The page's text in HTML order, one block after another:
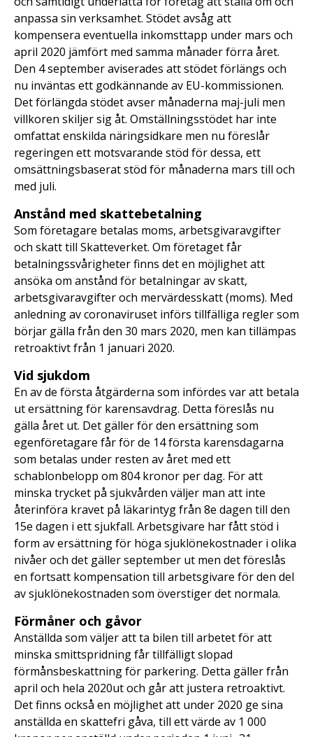
anpassa sin verksamhet. Stödet avsåg att
kompensera eventuella inkomsttapp under mars och
april 2020 jämfört med samma månader förra året.
Den 4 september aviserades att stödet förlängs och
nu inväntas ett godkännande av EU-kommissionen.
Det förlängda stödet avser månaderna maj-juli men
villkoren skiljer sig åt. Omställningsstödet har inte
omfattat enskilda näringsidkare men nu föreslår
regeringen ett motsvarande stöd för dessa, ett
omsättningsbaserat stöd för månaderna mars till och
med juli.
Anstånd med skattebetalning
Som företagare betalas moms, arbetsgivaravgifter
och skatt till Skatteverket. Om företaget får
betalningssvårigheter finns det en möjlighet att
ansöka om anstånd för betalningar av skatt,
arbetsgivaravgifter och mervärdesskatt (moms). Med
anledning av coronaviruset införs tillfälliga regler som
börjar gälla från den 30 mars 2020, men kan tillämpas
retroaktivt från 1 januari 2020.
Vid sjukdom
En av de första åtgärderna som infördes var att betala
ut ersättning för karensavdrag. Detta föreslås nu
gälla året ut. Det gäller för den ersättning som
egenföretagare får för de 14 första karensdagarna
som betalas under resten av året med ett
schablonbelopp om 804 kronor per dag. För att
minska trycket på sjukvården väljer man att inte
återinföra kravet på läkarintyg från 8e dagen till den
15e dagen i ett sjukfall. Arbetsgivare har fått stöd i
form av ersättning för höga sjuklönekostnader i olika
nivåer och det gäller september ut men det föreslås
en fortsatt kompensation till arbetsgivare för den del
av sjuklönekostnaden som överstiger det normala.
Förmåner och gåvor
Anställda som väljer att ta bilen till arbetet för att
minska smittspridning får tillfälligt slopad
förmånsbeskattning för parkering. Detta gäller från
april och hela 2020ut och går att justera retroaktivt.
Det finns också en möjlighet att under 2020 ge sina
anställda en skattefri gåva, till ett värde av 1 000